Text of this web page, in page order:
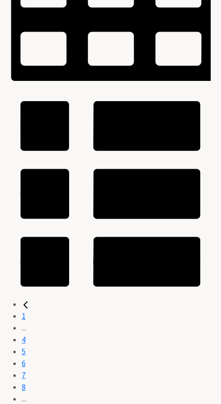
1
...
4
5
6
7
8
...